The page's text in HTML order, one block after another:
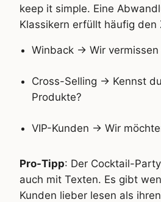
keep it simple. Eine
Klassikern erfüllt häufig den
Winback -> Wir
Cross-Selling -> Kennst
Produkte?
VIP-Kunden -> Wir
Pro-Tipp: Der Cocktail-
auch mit Texten. Es gibt
Kunden lieber lesen als